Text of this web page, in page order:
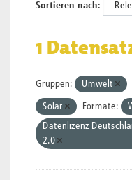
Sortieren nach
1
Gruppen: Umwelt
Solar Formate:
Datenlizenz
2.0